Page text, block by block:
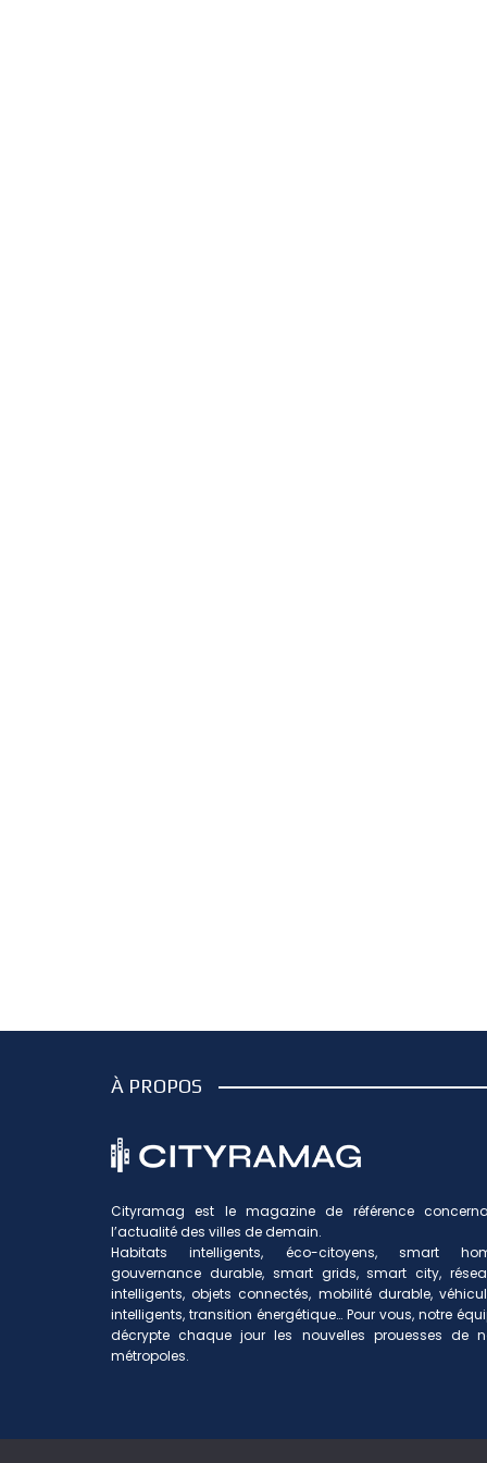
À PROPOS
Cityramag est le magazine de référence
l’actualité des villes de demain.
Habitats intelligents, éco-citoyens, smart
gouvernance durable, smart grids, smart city,
intelligents, objets connectés, mobilité durable,
intelligents, transition énergétique… Pour vous, notre
décrypte chaque jour les nouvelles prouesses de
métropoles.